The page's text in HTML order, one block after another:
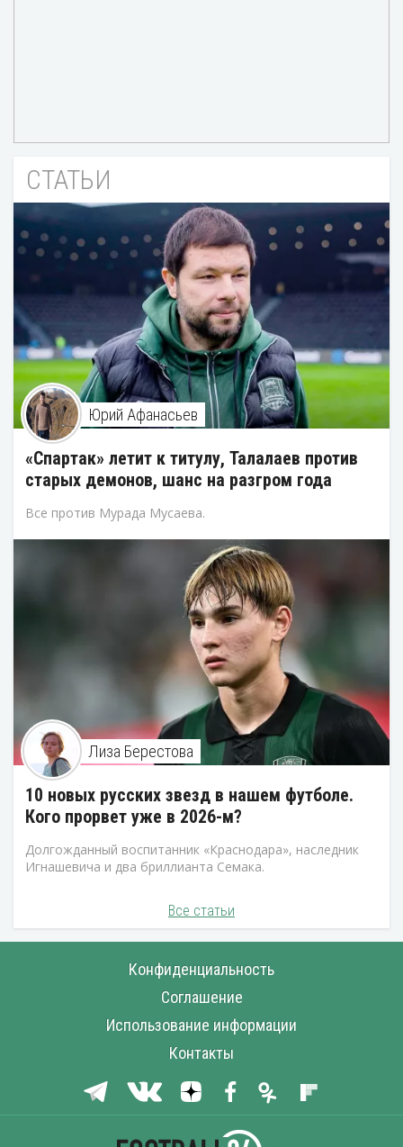
СТАТЬИ
Юрий Афанасьев
«Спартак» летит к титулу, Талалаев против
старых демонов, шанс на разгром года
Все против Мурада Мусаева.
Лиза Берестова
10 новых русских звезд в нашем футболе.
Кого прорвет уже в 2026-м?
Долгожданный воспитанник «Краснодара», наследник
Игнашевича и два бриллианта Семака.
Все статьи
Конфиденциальность
Соглашение
Использование информации
Контакты